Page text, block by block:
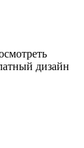
дизайн